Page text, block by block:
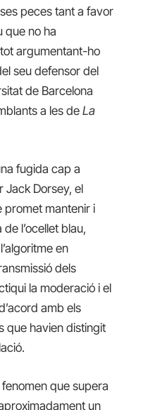
peces tant a favor
que no ha
argumentant-ho
seu defensor del
de Barcelona
a les de La
fugida cap a
Jack Dorsey, el
promet mantenir i
l’ocellet blau,
en
dels
la moderació i el
amb els
que havien distingit
que supera
un